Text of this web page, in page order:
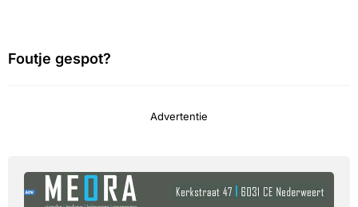
Foutje gespot?
Advertentie